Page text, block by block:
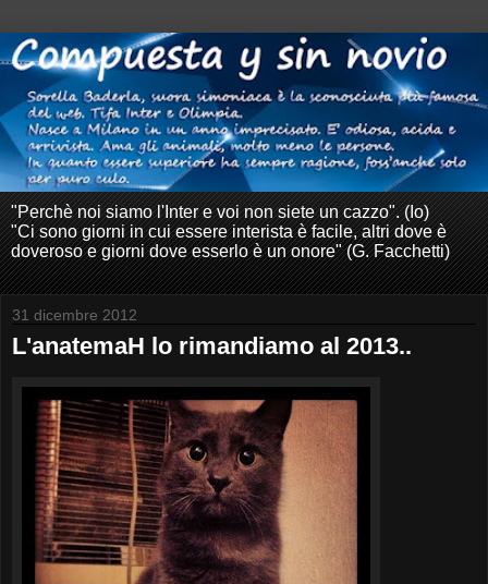
"Perchè noi siamo l'Inter e voi non siete un cazzo". (Io)
"Ci sono giorni in cui essere interista è facile, altri dove è
doveroso e giorni dove esserlo è un onore" (G. Facchetti)
31 dicembre 2012
L'anatemaH lo rimandiamo al 2013..